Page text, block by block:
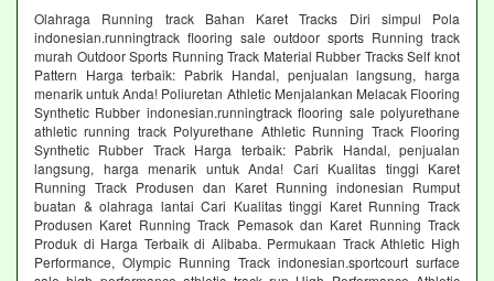
Olahraga Running track Bahan Karet Tracks Diri simpul Pola
indonesian.runningtrack flooring sale outdoor sports Running track
murah Outdoor Sports Running Track Material Rubber Tracks Self knot
Pattern Harga terbaik: Pabrik Handal, penjualan langsung, harga
menarik untuk Anda! Poliuretan Athletic Menjalankan Melacak Flooring
Synthetic Rubber indonesian.runningtrack flooring sale polyurethane
athletic running track Polyurethane Athletic Running Track Flooring
Synthetic Rubber Track Harga terbaik: Pabrik Handal, penjualan
langsung, harga menarik untuk Anda! Cari Kualitas tinggi Karet
Running Track Produsen dan Karet Running indonesian Rumput
buatan & olahraga lantai Cari Kualitas tinggi Karet Running Track
Produsen Karet Running Track Pemasok dan Karet Running Track
Produk di Harga Terbaik di Alibaba. Permukaan Track Athletic High
Performance, Olympic Running Track indonesian.sportcourt surface